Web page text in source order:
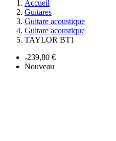
Accueil
Guitares
Guitare acoustique
Guitare acoustique
TAYLOR BT1
-239,80 €
Nouveau